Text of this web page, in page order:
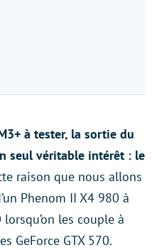
à tester, la sortie du
seul véritable intérêt : le
raison que nous allons
Phenom II X4 980 à
les couple à
GeForce GTX 570.